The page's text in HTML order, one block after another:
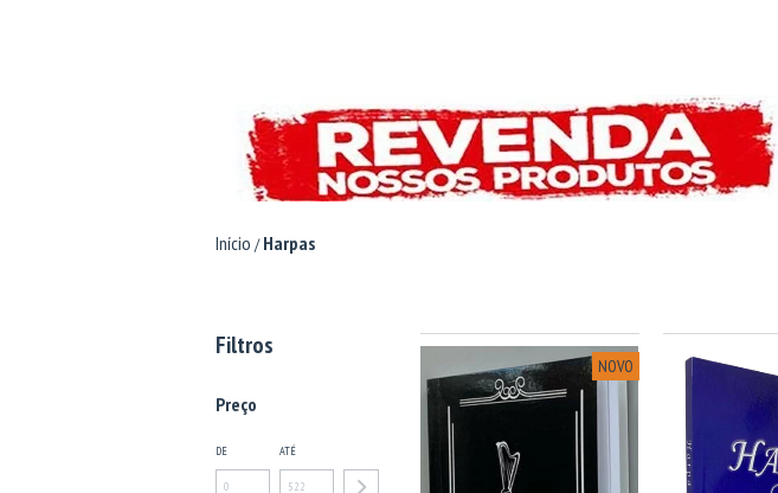
Início / Harpas
Filtros
Preço
DE ATÉ
NOVO